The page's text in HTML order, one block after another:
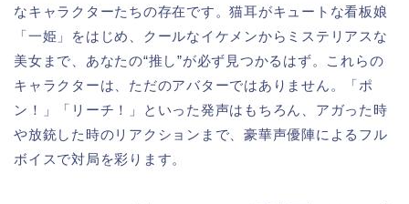
なキャラクターたちの存在です。猫耳がキュートな看板娘
「一姫」をはじめ、クールなイケメンからミステリアスな
美女まで、あなたの“推し”が必ず見つかるはず。これらの
キャラクターは、ただのアバターではありません。「ポ
ン！」「リーチ！」といった発声はもちろん、アガった時
や放銃した時のリアクションまで、豪華声優陣によるフル
ボイスで対局を彩ります。